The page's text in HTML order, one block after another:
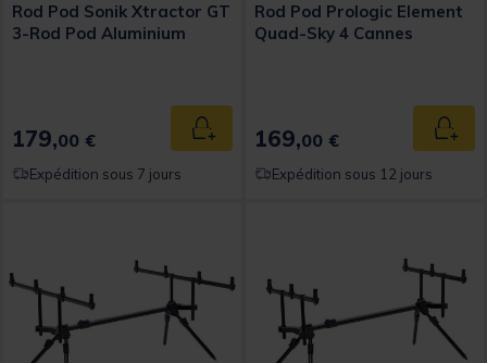
Rod Pod Sonik Xtractor GT
3-Rod Pod Aluminium
179,00 € Ajouter au panier
Expédition sous 7 jours
Rod Pod Prologic Element
Quad-Sky 4 Cannes
169,00 €
Expédition sous 12 jours